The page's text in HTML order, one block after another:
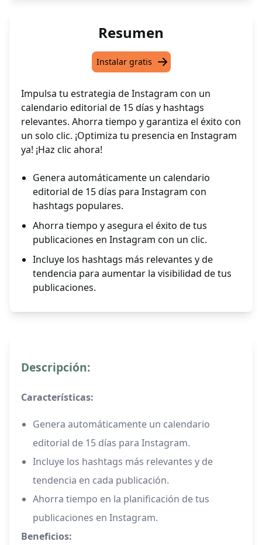
Resumen
Instalar gratis
Impulsa tu estrategia de Instagram con un
calendario editorial de 15 días y hashtags
relevantes. Ahorra tiempo y garantiza el éxito con
un solo clic. ¡Optimiza tu presencia en Instagram
ya! ¡Haz clic ahora!
Genera automáticamente un calendario
editorial de 15 días para Instagram con
hashtags populares.
Ahorra tiempo y asegura el éxito de tus
publicaciones en Instagram con un clic.
Incluye los hashtags más relevantes y de
tendencia para aumentar la visibilidad de tus
publicaciones.
Descripción:
Características:
Genera automáticamente un calendario
editorial de 15 días para Instagram.
Incluye los hashtags más relevantes y de
tendencia en cada publicación.
Ahorra tiempo en la planificación de tus
publicaciones en Instagram.
Beneficios: